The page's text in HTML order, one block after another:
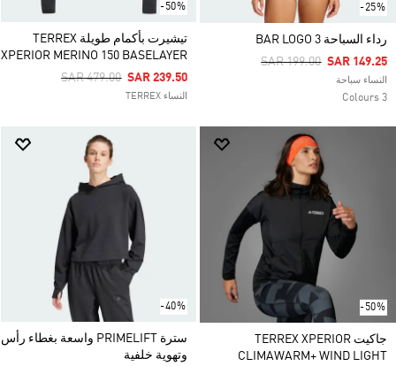
-25%
رداء السباحة 3 BAR LOGO
Price Reduced From
SAR 199.00ToSAR 149.25
النساء سباحة
3 Colours
-50%
تيشيرت بأكمام طويلة TERREX
XPERIOR MERINO 150 BASELAYER
Price Reduced From
SAR 479.00ToSAR 239.50
النساء TERREX
-50%
جاكيت TERREX XPERIOR
CLIMAWARM+ WIND LIGHT
-40%
سترة PRIMELIFT واسعة بغطاء رأس
وتهوية خلفية